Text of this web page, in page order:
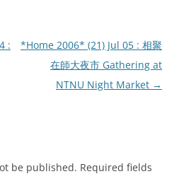
:
*Home 2006* (21) Jul 05 : 相聚
在師大夜市 Gathering at
NTNU Night Market →
be published. Required fields